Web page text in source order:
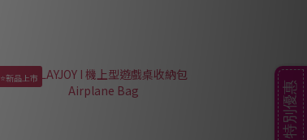
⭐新品上市
特別優惠